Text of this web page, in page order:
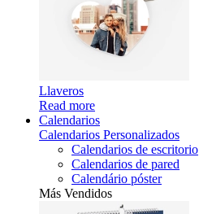
Llaveros
Read more
Calendarios
Calendarios Personalizados
Calendarios de escritorio
Calendarios de pared
Calendário póster
Más Vendidos